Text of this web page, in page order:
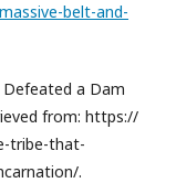
belt-and-
Defeated a Dam
from: https://
tribe-that-
.